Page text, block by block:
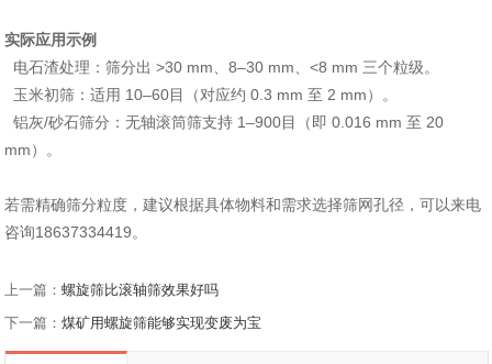
实际应用示例
‌ 电石渣处理‌：筛分出 ‌>30 mm、8–30 mm、<8 mm‌ 三个粒级。
‌ 玉米初筛‌：适用 ‌10–60目‌（对应约 ‌0.3 mm 至 2 mm‌）‌ 。
‌ 铝灰/砂石筛分‌：无轴滚筒筛支持 ‌1–900目‌（即 ‌0.016 mm 至 20
mm‌）‌‌ 。
若需精确筛分粒度，建议根据具体物料和需求选择筛网孔径，可以来电
咨询18637334419。
上一篇：螺旋筛比滚轴筛效果好吗
下一篇：煤矿用螺旋筛能够实现变废为宝